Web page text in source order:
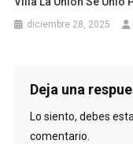
diciembre 28, 2025
Deja una
Lo siento, debes
comentario.